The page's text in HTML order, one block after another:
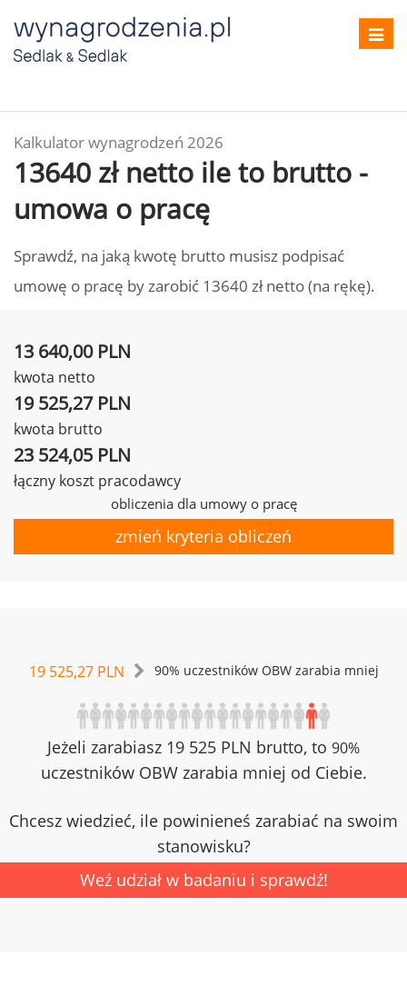
Kalkulator wynagrodzeń 2026
13640 zł netto ile to brutto -
umowa o pracę
Sprawdź, na jaką kwotę brutto musisz podpisać
umowę o pracę by zarobić 13640 zł netto (na rękę).
13 640,00 PLN
kwota netto
19 525,27 PLN
kwota brutto
23 524,05 PLN
łączny koszt pracodawcy
obliczenia dla umowy o pracę
zmień kryteria obliczeń
19 525,27 PLN 90% uczestników OBW zarabia mniej
Jeżeli zarabiasz 19 525 PLN brutto, to 90%
uczestników OBW zarabia mniej od Ciebie.
Chcesz wiedzieć, ile powinieneś zarabiać na swoim
stanowisku?
Weź udział w badaniu i sprawdź!